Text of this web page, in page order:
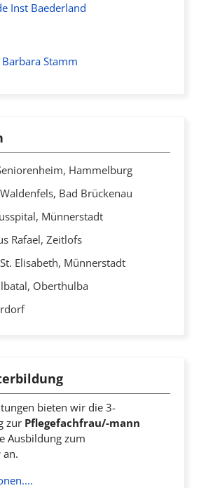
Hammelburg
Bad Brückenau
Münnerstadt
Rafael, Zeitlofs
Elisabeth, Münnerstadt
Oberthulba
bieten wir die 3-
zur Pflegefachfrau/-mann
Ausbildung zum
an.